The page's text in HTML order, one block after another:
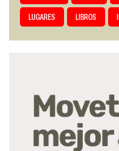
LUGARES LIBROS